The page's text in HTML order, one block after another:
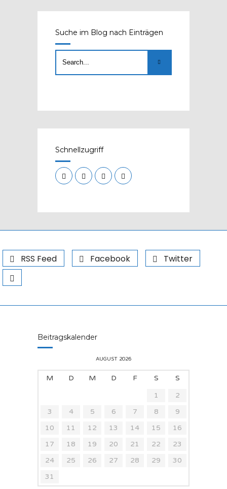
Suche im Blog nach Einträgen
Schnellzugriff
RSS Feed Facebook Twitter
Beitragskalender
AUGUST 2026
M D M D F S
S
1
2
3
4 5 6 7 8
9
10
11 12 13 14 15
16
17
18 19 20 21 22
23
24
25 26 27 28 29
30
31